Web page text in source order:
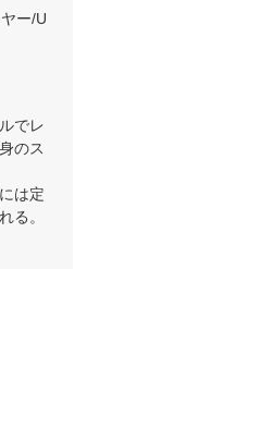
ー/U
でレ
のス
は定
る。